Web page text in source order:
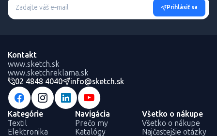
Prihlásiť sa
Kontakt
www.sketch.sk
www.sketchreklama.sk
02 4848 4040
info@sketch.sk
Kategórie
Textil
Elektronika
Navigácia
Prečo my
Katalógy
Všetko o nákupe
Všetko o nákupe
Najčastejšie otázky